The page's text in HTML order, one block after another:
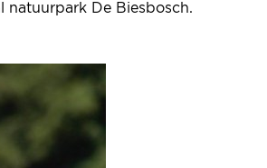
natuurpark De Biesbosch.